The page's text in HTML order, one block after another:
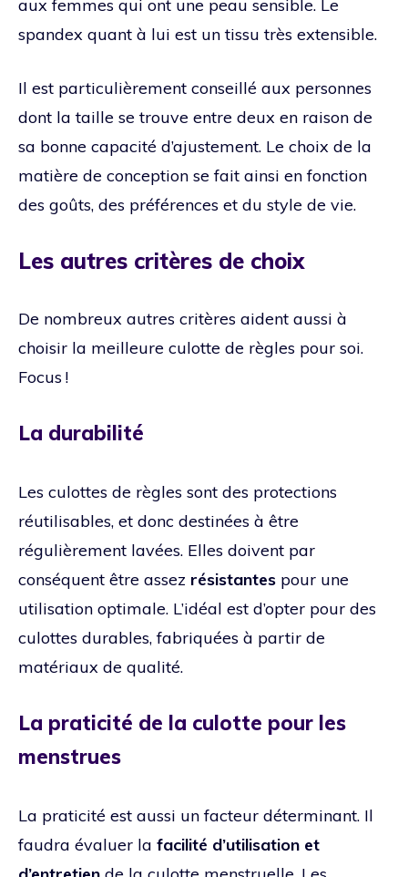
aux femmes qui ont une peau sensible. Le
spandex quant à lui est un tissu très extensible.
Il est particulièrement conseillé aux personnes
dont la taille se trouve entre deux en raison de
sa bonne capacité d’ajustement. Le choix de la
matière de conception se fait ainsi en fonction
des goûts, des préférences et du style de vie.
Les autres critères de choix
De nombreux autres critères aident aussi à
choisir la meilleure culotte de règles pour soi.
Focus !
La durabilité
Les culottes de règles sont des protections
réutilisables, et donc destinées à être
régulièrement lavées. Elles doivent par
conséquent être assez résistantes pour une
utilisation optimale. L’idéal est d’opter pour des
culottes durables, fabriquées à partir de
matériaux de qualité.
La praticité de la culotte pour les
menstrues
La praticité est aussi un facteur déterminant. Il
faudra évaluer la facilité d’utilisation et